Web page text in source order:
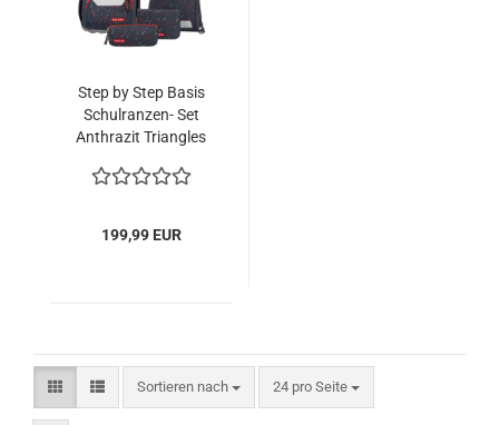
Step by Step Basis
Schulranzen- Set
Anthrazit Triangles
199,99 EUR
Sortieren nach
Sortieren nach 24 pro Seite
pro Seite